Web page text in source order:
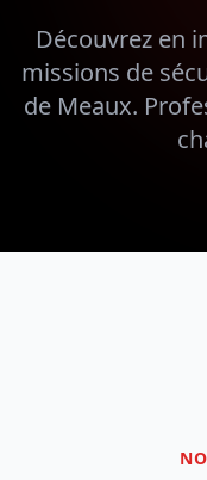
Découvrez en
missions de
de Meaux.